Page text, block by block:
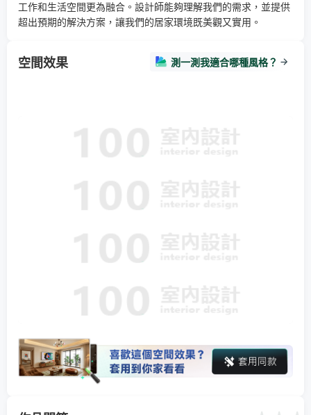
工作和生活空間更為融合。設計師能夠理解我們的需求，並提供
超出預期的解決方案，讓我們的居家環境既美觀又實用。
空間效果 測一測我適合哪種風格？